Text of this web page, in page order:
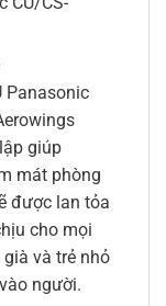
Panasonic
giúp
mát phòng
được lan tỏa
cho mọi
và trẻ nhỏ
người.